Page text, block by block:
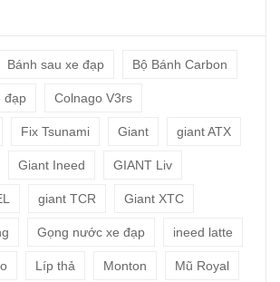
Bánh sau xe đạp Bộ Bánh Carbon
đạp Colnago V3rs
Fix Tsunami Giant giant ATX
Giant Ineed GIANT Liv
giant TCR Giant XTC
Gọng nước xe đạp ineed latte
Líp thả Monton Mũ Royal